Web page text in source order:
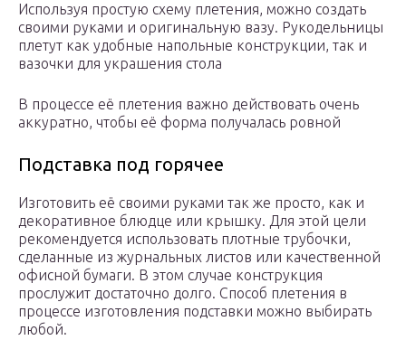
Используя простую схему плетения, можно создать
своими руками и оригинальную вазу. Рукодельницы
плетут как удобные напольные конструкции, так и
вазочки для украшения стола
В процессе её плетения важно действовать очень
аккуратно, чтобы её форма получалась ровной
Подставка под горячее
Изготовить её своими руками так же просто, как и
декоративное блюдце или крышку. Для этой цели
рекомендуется использовать плотные трубочки,
сделанные из журнальных листов или качественной
офисной бумаги. В этом случае конструкция
прослужит достаточно долго. Способ плетения в
процессе изготовления подставки можно выбирать
любой.